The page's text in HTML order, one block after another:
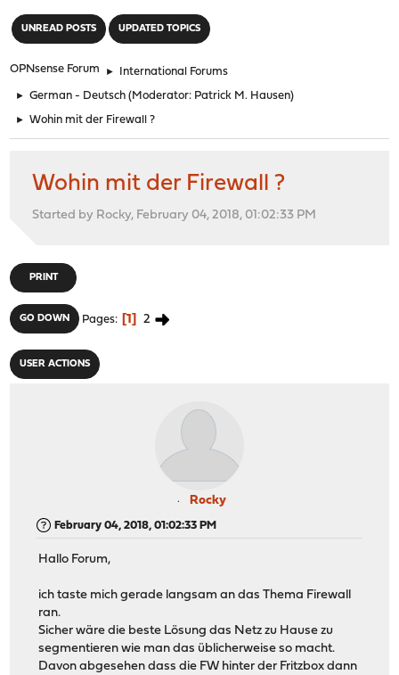
UNREAD POSTS UPDATED TOPICS
OPNsense Forum ► International Forums
► German - Deutsch (Moderator: Patrick M. Hausen)
► Wohin mit der Firewall ?
Wohin mit der Firewall ?
Started by Rocky, February 04, 2018, 01:02:33 PM
PRINT
GO DOWN Pages 1 2
USER ACTIONS
Rocky
February 04, 2018, 01:02:33 PM
Hallo Forum,
ich taste mich gerade langsam an das Thema Firewall
ran.
Sicher wäre die beste Lösung das Netz zu Hause zu
segmentieren wie man das üblicherweise so macht.
Davon abgesehen dass die FW hinter der Fritzbox dann